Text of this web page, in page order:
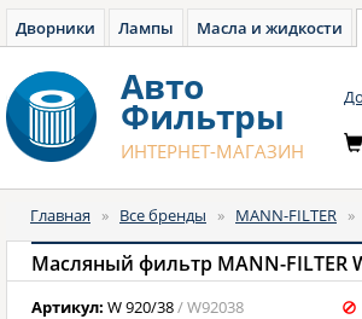
Дворники Лампы Масла и жидкости
Авто
Фильтры
ИНТЕРНЕТ-МАГАЗИН
Главная » Все бренды » MANN-FILTER »
Масляный фильтр MANN-FILTER
Артикул: W 920/38/ W92038